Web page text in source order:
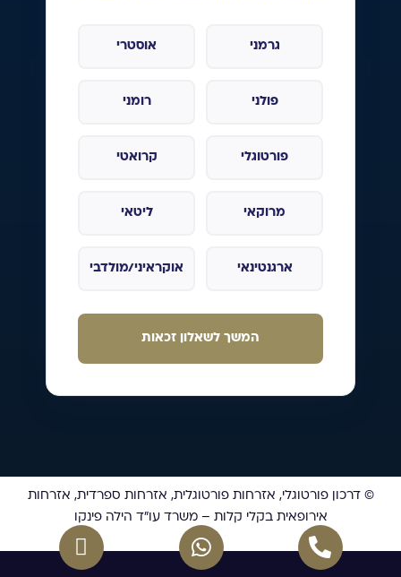
גרמני אוסטרי
פולני רומני
פורטוגלי קרואטי
מרוקאי ליטאי
ארגנטינאי אוקראיני/מולדבי
המשך לשאלון זכאות
© דרכון פורטוגלי, אזרחות פורטוגלית, אזרחות ספרדית, אזרחות
אירופאית בקלי קלות – משרד עו”ד הילה פינקו